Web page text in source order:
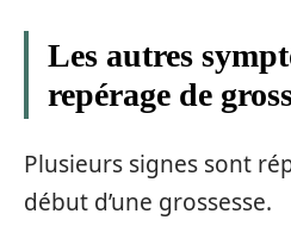
Les autres
repérage de
Plusieurs signes sont
début d’une grossesse.